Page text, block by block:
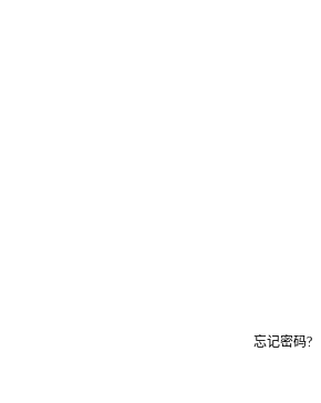
忘记密码?